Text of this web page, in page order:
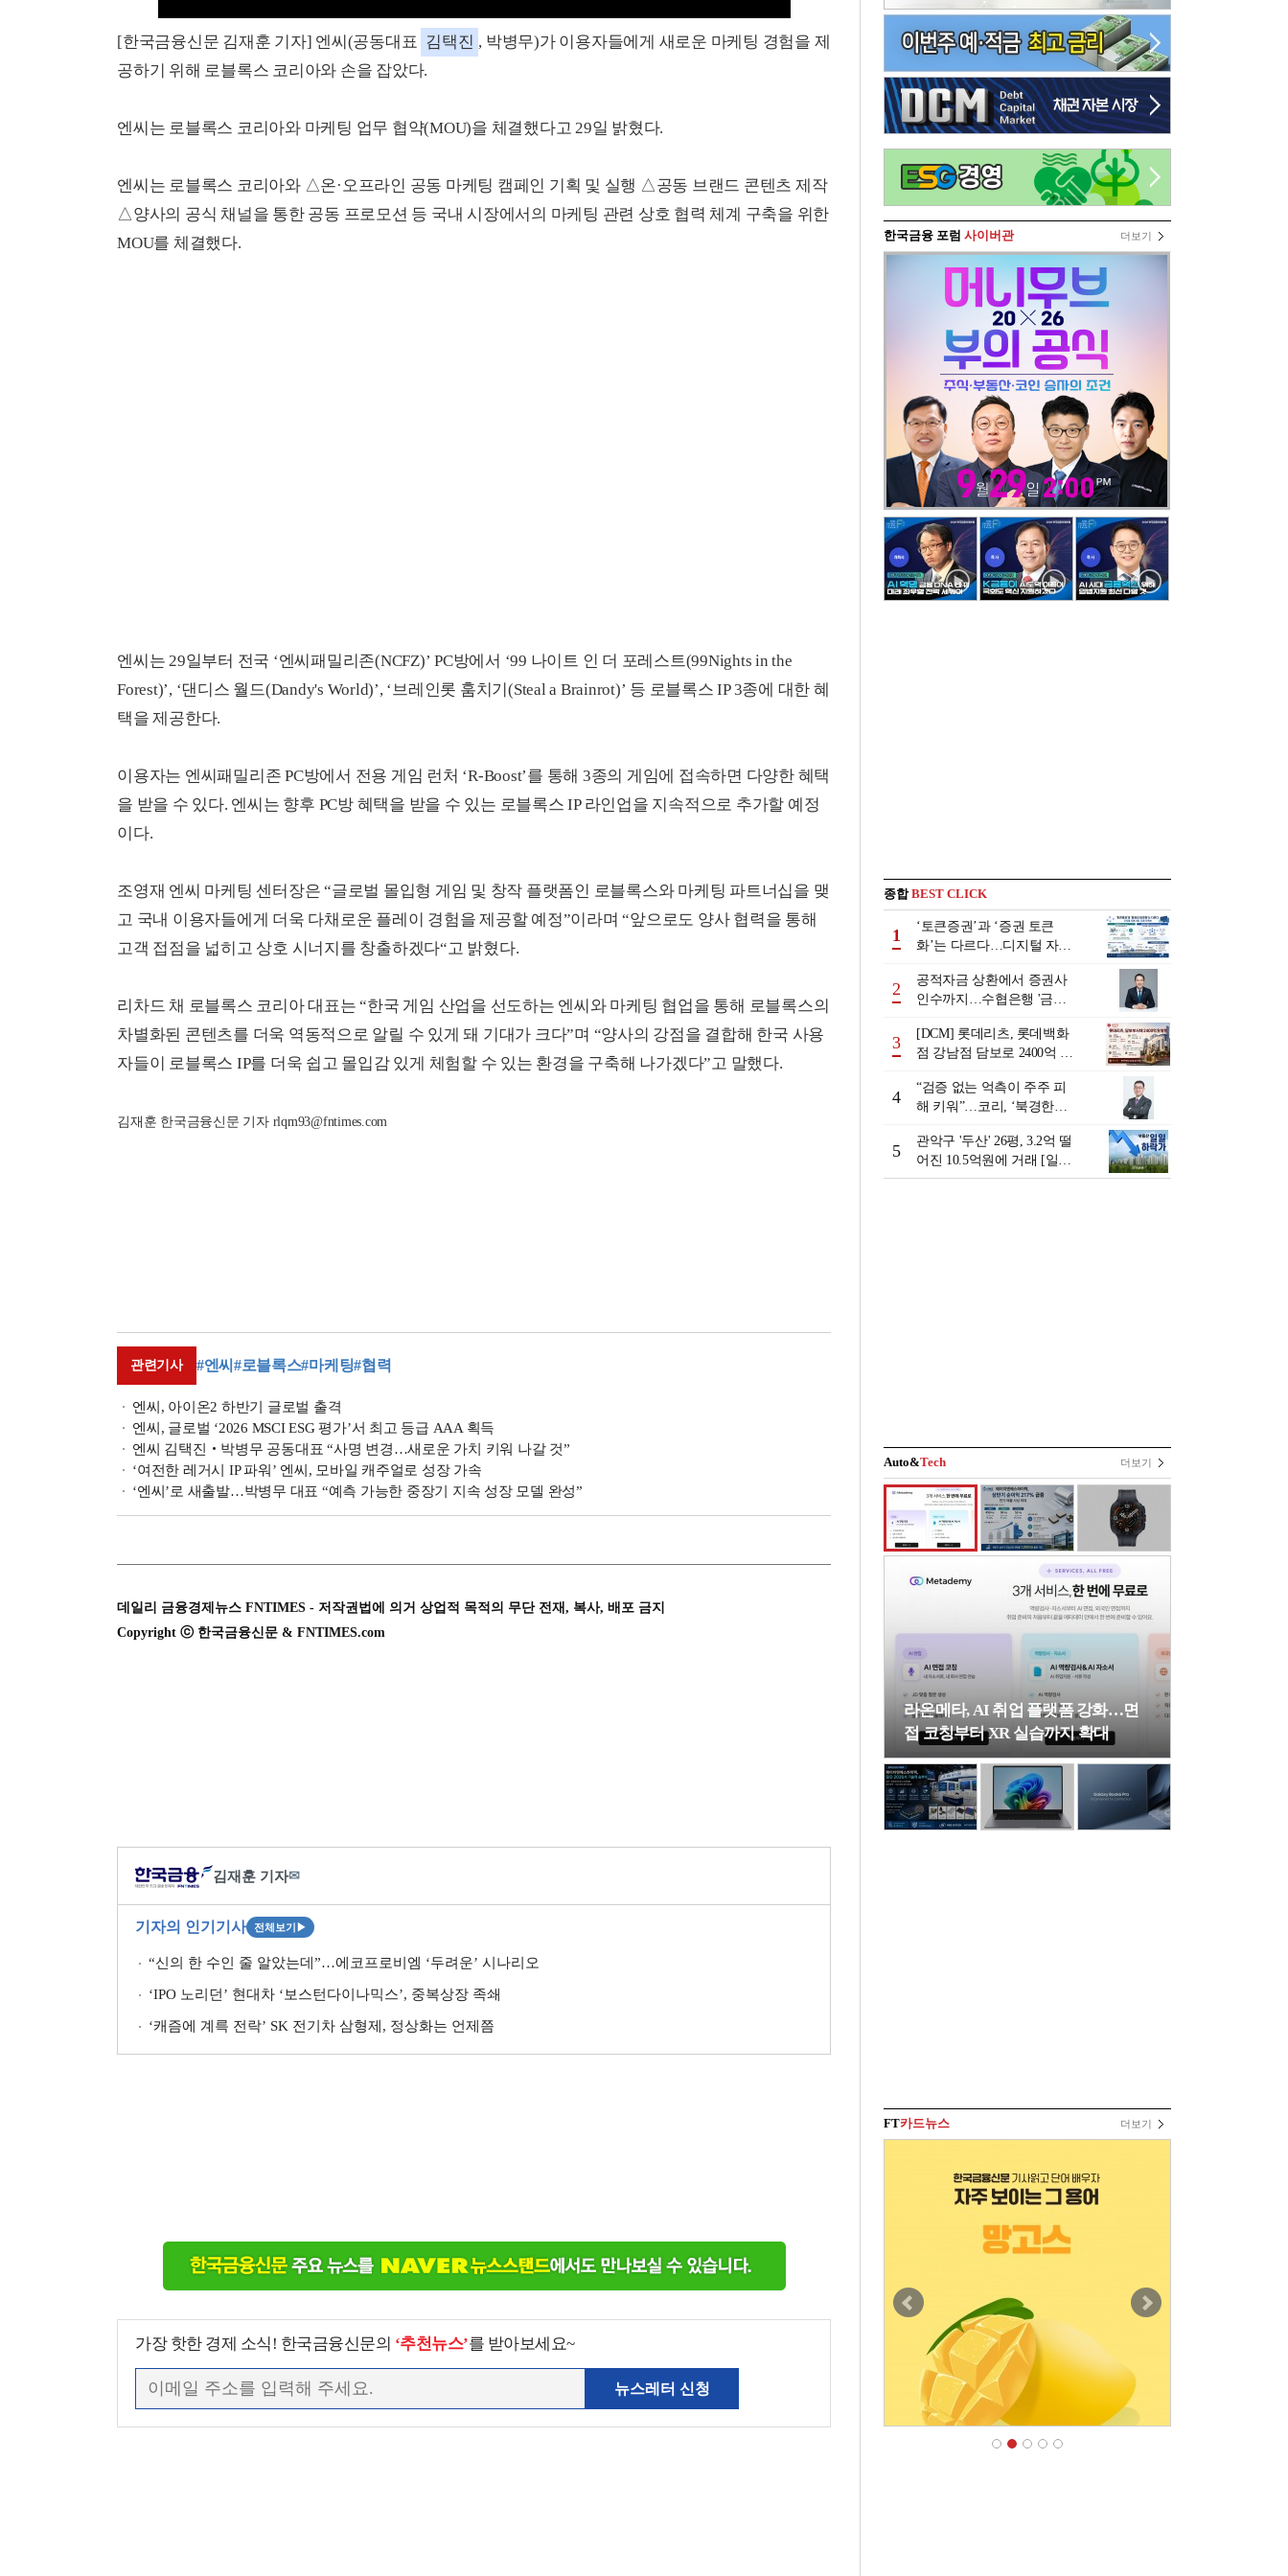
[한국금융신문 김재훈 기자] 엔씨(공동대표 김택진 , 박병무)가 이용자들에게 새로운 마케팅 경험을 제
공하기 위해 로블록스 코리아와 손을 잡았다.
엔씨는 로블록스 코리아와 마케팅 업무 협약(MOU)을 체결했다고 29일 밝혔다.
엔씨는 로블록스 코리아와 △온·오프라인 공동 마케팅 캠페인 기획 및 실행 △공동 브랜드 콘텐츠 제작
△양사의 공식 채널을 통한 공동 프로모션 등 국내 시장에서의 마케팅 관련 상호 협력 체계 구축을 위한
MOU를 체결했다.
엔씨는 29일부터 전국 ‘엔씨패밀리존(NCFZ)’ PC방에서 ‘99 나이트 인 더 포레스트(99Nights in the
Forest)’, ‘댄디스 월드(Dandy's World)’, ‘브레인롯 훔치기(Steal a Brainrot)’ 등 로블록스 IP 3종에 대한 혜
택을 제공한다.
이용자는 엔씨패밀리존 PC방에서 전용 게임 런처 ‘R-Boost’를 통해 3종의 게임에 접속하면 다양한 혜택
을 받을 수 있다. 엔씨는 향후 PC방 혜택을 받을 수 있는 로블록스 IP 라인업을 지속적으로 추가할 예정
이다.
조영재 엔씨 마케팅 센터장은 “글로벌 몰입형 게임 및 창작 플랫폼인 로블록스와 마케팅 파트너십을 맺
고 국내 이용자들에게 더욱 다채로운 플레이 경험을 제공할 예정”이라며 “앞으로도 양사 협력을 통해
고객 접점을 넓히고 상호 시너지를 창출하겠다“고 밝혔다.
리차드 채 로블록스 코리아 대표는 “한국 게임 산업을 선도하는 엔씨와 마케팅 협업을 통해 로블록스의
차별화된 콘텐츠를 더욱 역동적으로 알릴 수 있게 돼 기대가 크다”며 “양사의 강점을 결합해 한국 사용
자들이 로블록스 IP를 더욱 쉽고 몰입감 있게 체험할 수 있는 환경을 구축해 나가겠다”고 말했다.
김재훈 한국금융신문 기자 rlqm93@fntimes.com
관련기사 #엔씨 #로블록스#마케팅#협력
엔씨, 아이온2 하반기 글로벌 출격
엔씨, 글로벌 ‘2026 MSCI ESG 평가’서 최고 등급 AAA 획득
엔씨 김택진‧박병무 공동대표 “사명 변경…새로운 가치 키워 나갈 것”
‘여전한 레거시 IP 파워’ 엔씨, 모바일 캐주얼로 성장 가속
‘엔씨’로 새출발…박병무 대표 “예측 가능한 중장기 지속 성장 모델 완성”
데일리 금융경제뉴스 FNTIMES - 저작권법에 의거 상업적 목적의 무단 전재, 복사, 배포 금지
Copyright ⓒ 한국금융신문 & FNTIMES.com
김재훈 기자✉
기자의 인기기사 전체보기 ▶
“신의 한 수인 줄 알았는데”…에코프로비엠 ‘두려운’ 시나리오
‘IPO 노리던’ 현대차 ‘보스턴다이나믹스’, 중복상장 족쇄
‘캐즘에 계륵 전락’ SK 전기차 삼형제, 정상화는 언제쯤
가장 핫한 경제 소식! 한국금융신문의 ‘추천뉴스’를 받아보세요~
뉴스레터 신청
한국금융 포럼 사이버관 더보기
종합BEST CLICK
1
‘토큰증권’과 ‘증권 토큰
화’는 다르다…디지털 자본
2
공적자금 상환에서 증권사
인수까지…수협은행 '금융
행 금융그룹의 꿈①]
3
[DCM] 롯데리츠, 롯데백화
점 강남점 담보로 2400억 조
4
“검증 없는 억측이 주주 피
해 키워”…코리, ‘북경한미
5
관악구 '두산' 26평, 3.2억 떨
어진 10.5억원에 거래 [일일
하락가]
Auto&Tech 더보기
라온메타, AI 취업 플랫폼 강화…면
접 코칭부터 XR 실습까지 확대
FT카드뉴스 더보기